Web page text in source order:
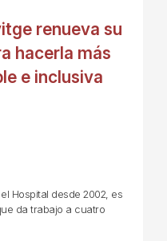
renueva su
hacerla más
e inclusiva
Hospital desde 2002, es
da trabajo a cuatro